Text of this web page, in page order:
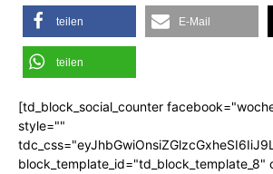
teilen E-Mail
teilen
[td_block_social_counter
style=""
block_template_id="td_block_template_8"